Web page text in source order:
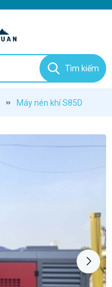
Tìm kiếm
Máy nén khí S85D